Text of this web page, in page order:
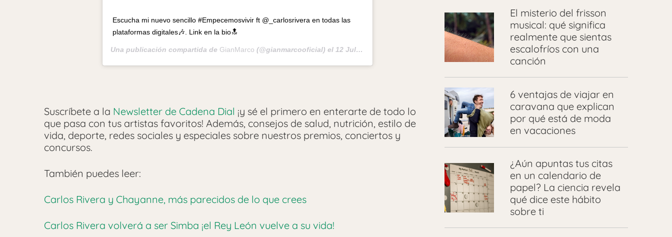
Escucha mi nuevo sencillo #Empecemosvivir ft @_carlosrivera en todas las
plataformas digitales🎶. Link en la bio🔝
Una publicación compartida de GianMarco (@gianmarcooficial) el 12 Jul, 2019 a las 6:01 PDT
Suscríbete a la Newsletter de Cadena Dial ¡y sé el primero en enterarte de todo lo
que pasa con tus artistas favoritos! Además, consejos de salud, nutrición, estilo de
vida, deporte, redes sociales y especiales sobre nuestros premios, conciertos y
concursos.
También puedes leer:
Carlos Rivera y Chayanne, más parecidos de lo que crees
Carlos Rivera volverá a ser Simba ¡el Rey León vuelve a su vida!
El misterio del frisson
musical: qué significa
realmente que sientas
escalofríos con una
canción
6 ventajas de viajar en
caravana que explican
por qué está de moda
en vacaciones
¿Aún apuntas tus citas
en un calendario de
papel? La ciencia revela
qué dice este hábito
sobre ti